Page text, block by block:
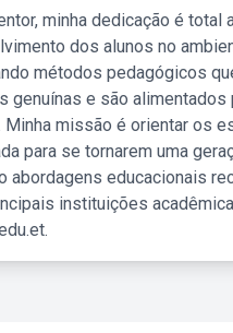
minha dedicação é total
dos alunos no
métodos pedagógicos
genuínas e são alimentados
Minha missão é orientar os
para se tornarem uma
abordagens educacionais
instituições